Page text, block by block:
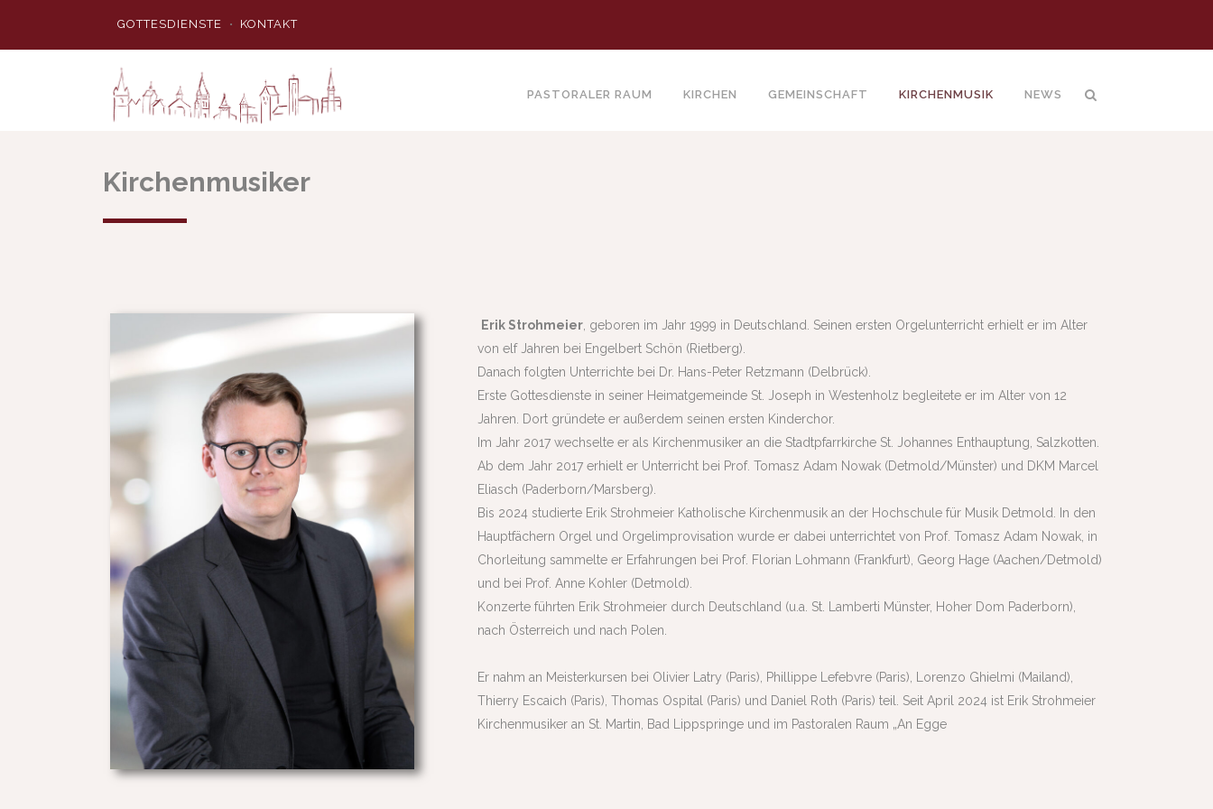
GOTTESDIENSTE KONTAKT
PASTORALER RAUM KIRCHEN GEMEINSCHAFT KIRCHENMUSIK NEWS
Kirchenmusiker
Erik Strohmeier, geboren im Jahr 1999 in Deutschland. Seinen ersten Orgelunterricht erhielt er im Alter
von elf Jahren bei Engelbert Schön (Rietberg).
Danach folgten Unterrichte bei Dr. Hans-Peter Retzmann (Delbrück).
Erste Gottesdienste in seiner Heimatgemeinde St. Joseph in Westenholz begleitete er im Alter von 12
Jahren. Dort gründete er außerdem seinen ersten Kinderchor.
Im Jahr 2017 wechselte er als Kirchenmusiker an die Stadtpfarrkirche St. Johannes Enthauptung, Salzkotten.
Ab dem Jahr 2017 erhielt er Unterricht bei Prof. Tomasz Adam Nowak (Detmold/Münster) und DKM Marcel
Eliasch (Paderborn/Marsberg).
Bis 2024 studierte Erik Strohmeier Katholische Kirchenmusik an der Hochschule für Musik Detmold. In den
Hauptfächern Orgel und Orgelimprovisation wurde er dabei unterrichtet von Prof. Tomasz Adam Nowak, in
Chorleitung sammelte er Erfahrungen bei Prof. Florian Lohmann (Frankfurt), Georg Hage (Aachen/Detmold)
und bei Prof. Anne Kohler (Detmold).
Konzerte führten Erik Strohmeier durch Deutschland (u.a. St. Lamberti Münster, Hoher Dom Paderborn),
nach Österreich und nach Polen.
Er nahm an Meisterkursen bei Olivier Latry (Paris), Phillippe Lefebvre (Paris), Lorenzo Ghielmi (Mailand),
Thierry Escaich (Paris), Thomas Ospital (Paris) und Daniel Roth (Paris) teil. Seit April 2024 ist Erik Strohmeier
Kirchenmusiker an St. Martin, Bad Lippspringe und im Pastoralen Raum „An Egge